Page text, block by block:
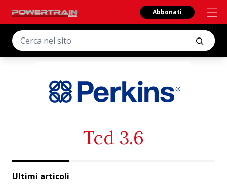
Abbonati
Tcd 3.6
Ultimi articoli